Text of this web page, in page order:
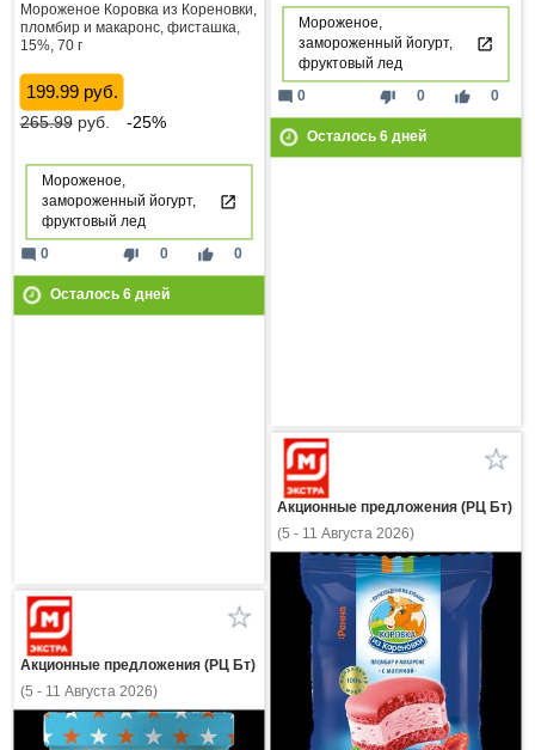
Мороженое,
замороженный йогурт,
фруктовый лед
thumb_down 0 thumb_up 0
mode_comment 0
Осталось 6дней
Мороженое Коровка из Кореновки,
пломбир и макаронс, фисташка,
15%, 70 г
199.99 руб.
265.99руб. -25%
Мороженое,
замороженный йогурт,
фруктовый лед
thumb_down 0 thumb_up 0
mode_comment 0
Осталось 6дней
Акционные предложения (РЦ Бт)
(5 - 11 Августа 2026)
Акционные предложения (РЦ Бт)
(5 - 11 Августа 2026)